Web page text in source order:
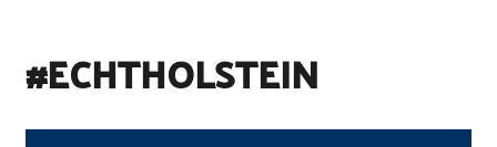
#ECHTHOLSTEIN